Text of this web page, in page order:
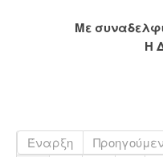
Με
Η
Έναρξη